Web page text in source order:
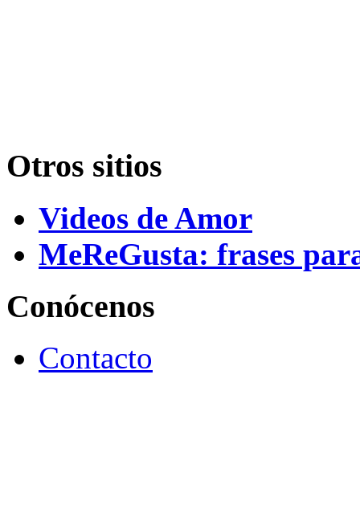
Otros sitios
Videos de Amor
MeReGusta: frases
Conócenos
Contacto